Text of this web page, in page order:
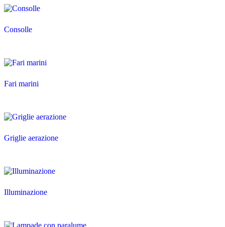
Consolle
Fari marini
Griglie aerazione
Illuminazione